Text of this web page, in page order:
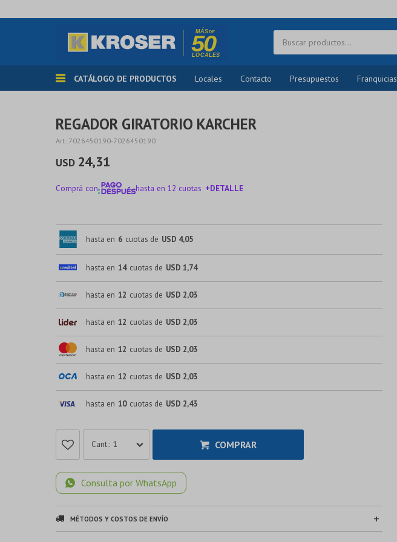
CATÁLOGO DE PRODUCTOS Locales Contacto Presupuestos Franquicias
REGADOR GIRATORIO KARCHER
7026450190-7026450190
USD 24,31
Comprá con hasta en 12 cuotas +DETALLE
hasta en 6 cuotas de USD 4,05
hasta en 14 cuotas de USD 1,74
hasta en 12 cuotas de USD 2,03
hasta en 12 cuotas de USD 2,03
hasta en 12 cuotas de USD 2,03
hasta en 12 cuotas de USD 2,03
hasta en 10 cuotas de USD 2,43
1 COMPRAR
Consulta por WhatsApp
MÉTODOS Y COSTOS DE ENVÍO